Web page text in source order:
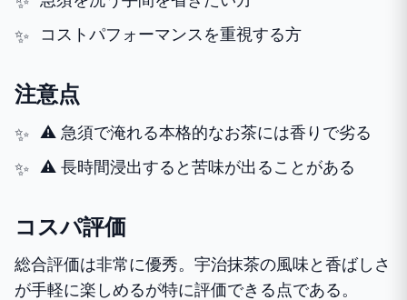
コストパフォーマンスを重視する方
注意点
⚠️ 急須で淹れる本格的なお茶には香りで劣る
⚠️ 長時間浸出すると苦味が出ることがある
コスパ評価
総合評価は非常に優秀。宇治抹茶の風味と香ばしさ
が手軽に楽しめるが特に評価できる点である。